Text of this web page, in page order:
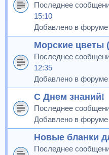
Последнее
15:10
Добавлено в форуме
Морские цветы
Последнее
12:35
Добавлено в форуме
С Днем знаний!
Последнее
Добавлено в форуме
Новые бланки
Последнее